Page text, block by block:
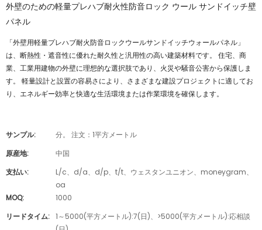
外壁のための軽量プレハブ耐火性防音ロック ウール サンドイッチ壁
パネル
「外壁用軽量プレハブ耐火防音ロックウールサンドイッチウォールパネル」
は、断熱性・遮音性に優れた耐久性と汎用性の高い建築材料です。 住宅、商
業、工業用建物の外壁に理想的な選択肢であり、火災や騒音公害から保護しま
す。 軽量設計と設置の容易さにより、さまざまな建設プロジェクトに適してお
り、エネルギー効率と快適な生活環境または作業環境を確保します。
サンプル:
分。 注文：1平方メートル
原産地:
中国
支払い:
L/c、d/a、d/p、t/t、ウェスタンユニオン、moneygram、
oa
MOQ:
1000
リードタイム: 1～5000(平方メートル):7(日)、>5000(平方メートル):応相談